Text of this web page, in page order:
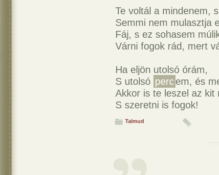
Te voltál a mindenem,
Semmi nem mulasztja
Fáj, s ez sohasem
Várni fogok rád, mert
Ha eljön utolsó órám,
S utolsó percem, és
Akkor is te leszel az kit
S szeretni is fogok!
Talmud